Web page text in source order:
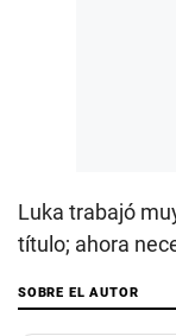
Luka trabajó
título; ahora
SOBRE EL AUTOR